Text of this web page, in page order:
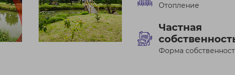
Отопление
Частная
Форма